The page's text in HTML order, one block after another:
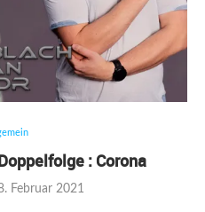
: Corona
Februar 2021